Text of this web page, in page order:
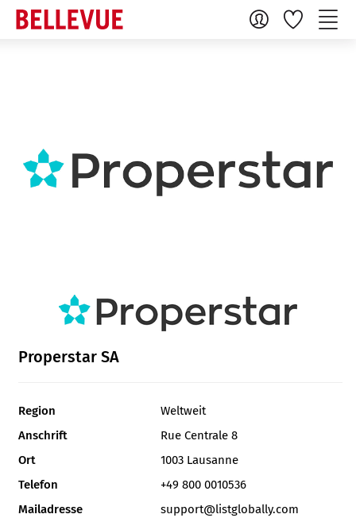
Properstar SA
Region
Weltweit
Anschrift
Rue Centrale 8
Ort
1003 Lausanne
Telefon
+49 800 0010536
Mailadresse
support@listglobally.com